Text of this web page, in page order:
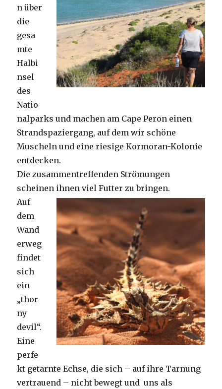
n über
die
gesa
mte
Halbi
nsel
des
Natio
nalparks und machen am Cape Peron einen
Strandspaziergang, auf dem wir schöne
Muscheln und eine riesige Kormoran-Kolonie
entdecken.
Die zusammentreffenden Strömungen
scheinen ihnen viel Futter zu bringen.
Auf
dem
Wand
erweg
findet
sich
ein
„thor
ny
devil“.
Eine
perfe
kt getarnte Echse, die sich – auf ihre Tarnung
vertrauend – nicht bewegt und uns als